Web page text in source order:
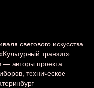
светового искусства
транзит»
авторы проекта
техническое